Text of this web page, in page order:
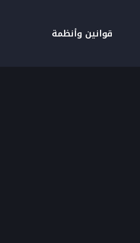
قوانين وأنظمة